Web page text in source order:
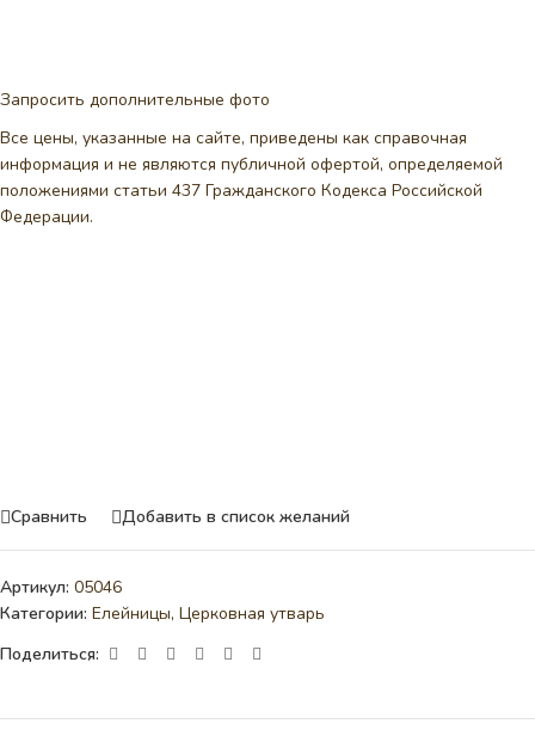
Запросить дополнительные фото
Все цены, указанные на сайте, приведены как справочная
информация и не являются публичной офертой, определяемой
положениями статьи 437 Гражданского Кодекса Российской
Федерации.
Сравнить Добавить в список желаний
Артикул: 05046
Категории: Елейницы, Церковная утварь
Поделиться: